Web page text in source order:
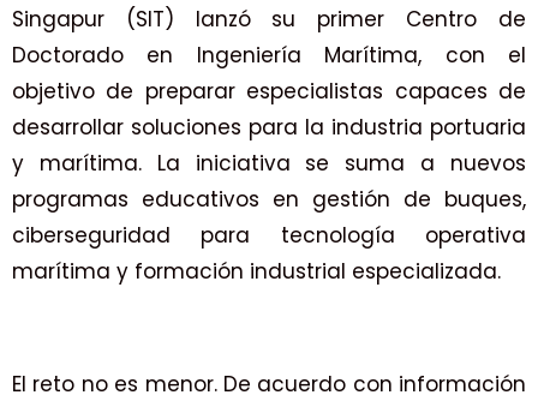
Singapur (SIT) lanzó su primer Centro de
Doctorado en Ingeniería Marítima, con el
objetivo de preparar especialistas capaces de
desarrollar soluciones para la industria portuaria
y marítima. La iniciativa se suma a nuevos
programas educativos en gestión de buques,
ciberseguridad para tecnología operativa
marítima y formación industrial especializada.
El reto no es menor. De acuerdo con información